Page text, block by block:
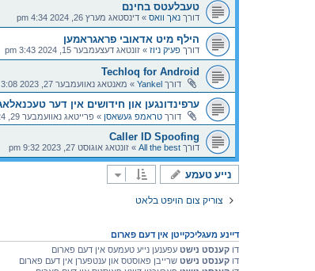
טעבלעטס בחינם
דורך נאך וואס » דינסטאג מערץ 26, 2024 4:34 pm
הילף מיט אדאובי פראגראמען
דורך פעיק ניוז » זונטאג דעצעמבער 15, 2024 3:43 pm
Techloq for Android
דורך Yankel
» מאנטאג נאוועמבער 27, 2023 3:08 pm
ערפינדונגען און חידושים אין דער
דורך טראמפ געשאסן » פרייטאג נאוועמבער 29, 2024 12:46 pm
Caller ID Spoofing
דורך All the best
» זונטאג אוגוסט 27, 2023 9:32 pm
נייע טעמע
צוריק צום הויפט בלאט
דיינע מעגליכקייטן אין דעם פארום
דו קענסט נישט עפענען נייע טעמעס אין דעם פארום
דו קענסט נישט שרייבן פאוסטס און ענטפערן אין דעם פארום